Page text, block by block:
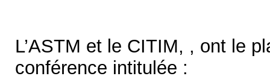
L’ASTM et le CITIM, , ont le
conférence intitulée :